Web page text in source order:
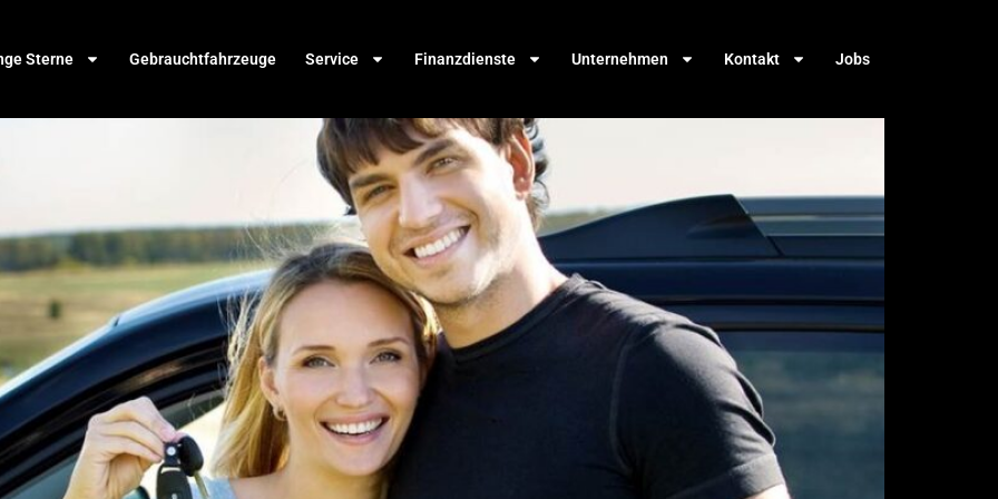
Sterne Gebrauchtfahrzeuge Service Finanzdienste Unternehmen Kontakt Jobs